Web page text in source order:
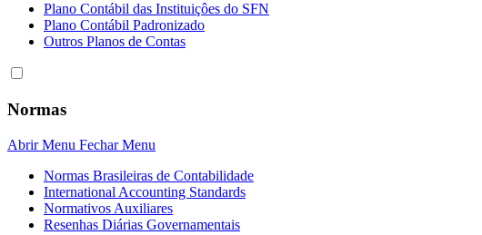
Plano Contábil das Instituiçôes do SFN
Plano Contábil Padronizado
Outros Planos de Contas
Normas
Abrir Menu Fechar Menu
Normas Brasileiras de Contabilidade
International Accounting Standards
Normativos Auxiliares
Resenhas Diárias Governamentais